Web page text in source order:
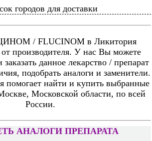
городов для доставки
/ FLUCINOM в Ликитория
от производителя. У нас Вы можете
заказать данное лекарство / препарат
подобрать аналоги и заменители.
помогает найти и купить выбранные
Московской области, по всей
России.
АНАЛОГИ ПРЕПАРАТА